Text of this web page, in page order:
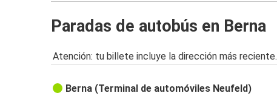
Paradas de autobús en Berna
Atención: tu billete incluye la dirección más reciente.
Berna (Terminal de automóviles Neufeld)